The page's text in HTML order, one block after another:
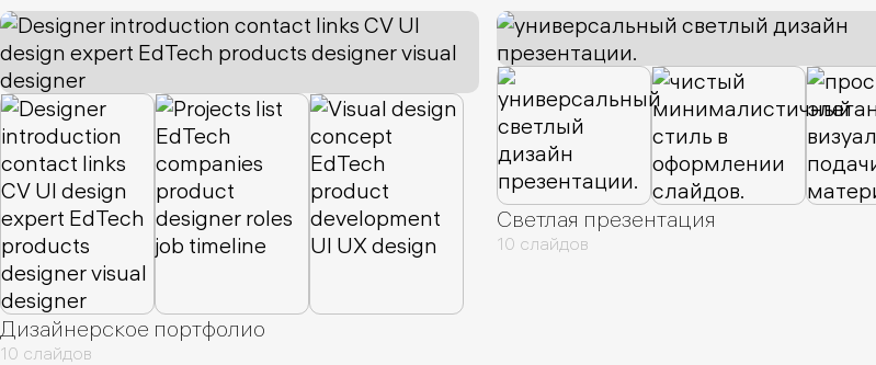
Дизайнерское портфолио
10 слайдов
Светлая презентация
10 слайдов